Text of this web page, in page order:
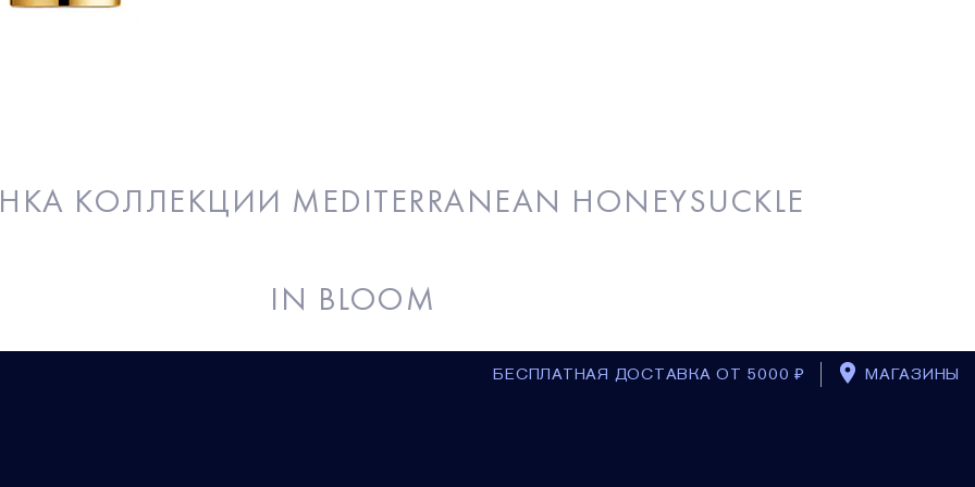
КОЛЛЕКЦИИ MEDITERRANEAN HONEYSUCKLE
IN BLOOM
БЕСПЛАТНАЯ ДОСТАВКА ОТ 5000 ₽ МАГАЗИНЫ